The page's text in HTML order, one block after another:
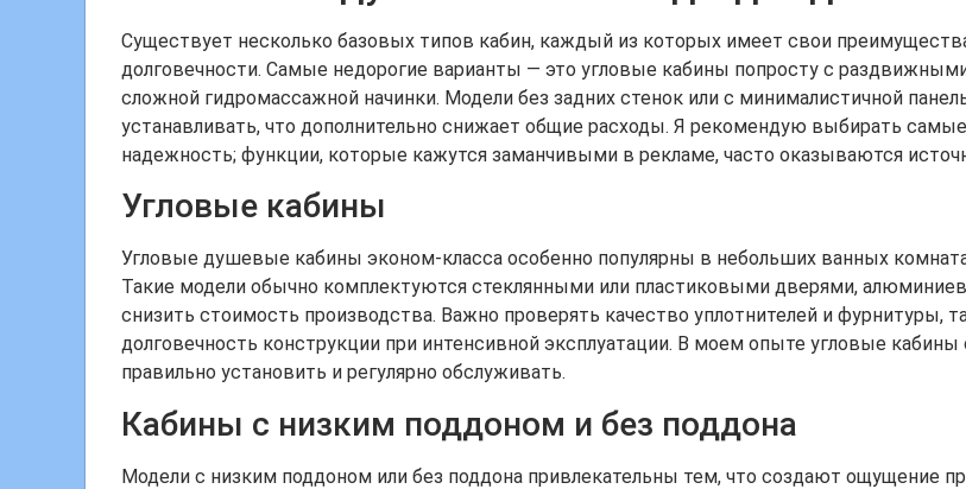
Существует несколько базовых типов кабин, каждый из которых имеет свои
долговечности. Самые недорогие варианты — это угловые кабины попросту с
сложной гидромассажной начинки. Модели без задних стенок или с минималистичной
устанавливать, что дополнительно снижает общие расходы. Я рекомендую выбирать
надежность; функции, которые кажутся заманчивыми в рекламе, часто оказываются
Угловые кабины
Угловые душевые кабины эконом-класса особенно популярны в небольших ванных
Такие модели обычно комплектуются стеклянными или пластиковыми дверями,
снизить стоимость производства. Важно проверять качество уплотнителей и фурнитуры,
долговечность конструкции при интенсивной эксплуатации. В моем опыте угловые
правильно установить и регулярно обслуживать.
Кабины с низким поддоном и без поддона
Модели с низким поддоном или без поддона привлекательны тем, что создают ощущение